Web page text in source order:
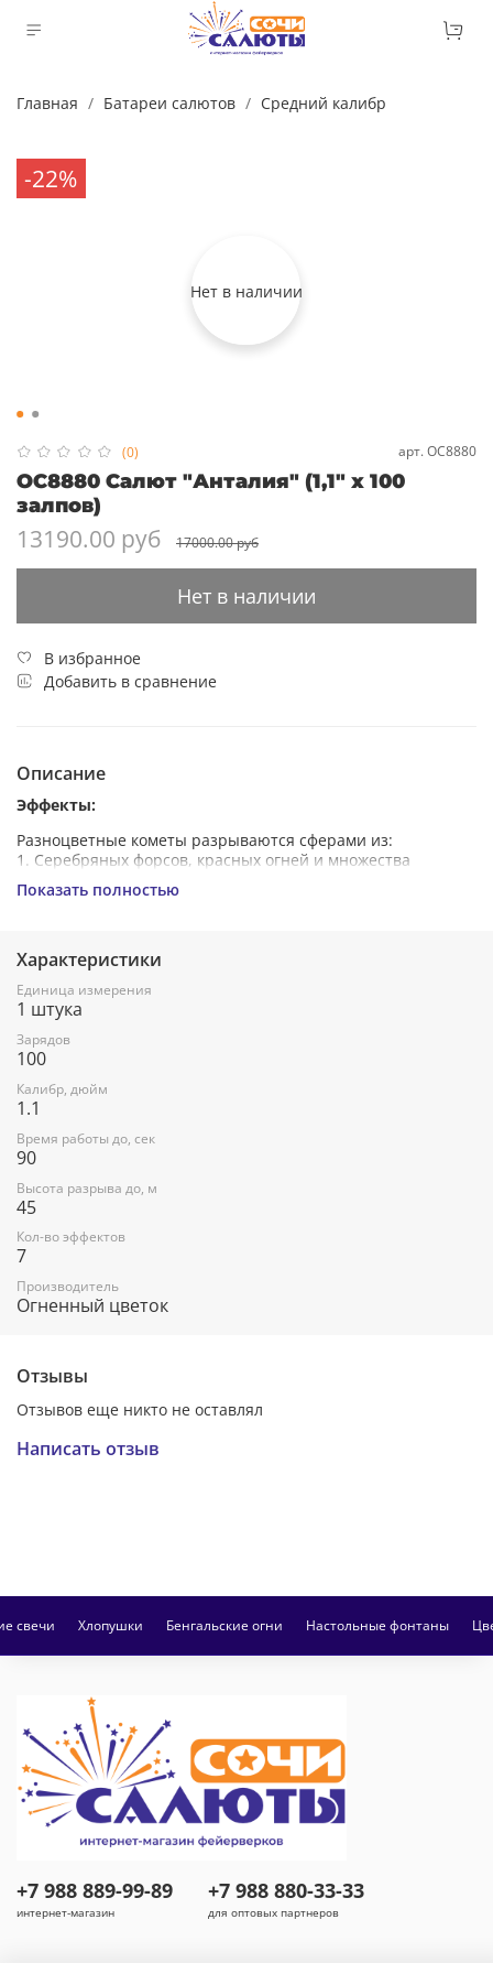
Главная Батареи салютов Средний калибр
Нет в наличии
-22%
(0) арт.ОС8880
ОС8880 Салют "Анталия" (1,1" х 100
залпов)
13190.00 руб 17000.00 руб
Нет в наличии
В избранное
Добавить в сравнение
Описание
Эффекты:
Разноцветные кометы разрываются сферами из:
1. Серебряных форсов, красных огней и множества
трещащих сфер.
2. Красных, зелёных и белых мерцающих огней.
форсы, и зелёных мерцающих огней.
синих огней.
6. Золотых форсов и красных мерцающих огней.
7. Золотых трещащих форсов (залпы).
Показать полностью
Характеристики
Единица измерения
1 штука
Зарядов
100
Калибр, дюйм
1.1
Время работы до, сек
90
Высота разрыва до, м
45
Кол-во эффектов
7
Производитель
Огненный цветок
Отзывы
Отзывов еще никто не оставлял
Написать отзыв
свечи Хлопушки Бенгальские огни Настольные фонтаны
+7 988 889-99-89
интернет-магазин
+7 988 880-33-33
для оптовых партнеров